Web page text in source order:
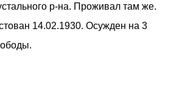
р-на. Проживал там же.
14.02.1930. Осужден на 3